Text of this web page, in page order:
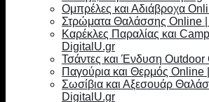
Ομπρέλες και Αδιάβροχα
Στρώματα Θαλάσσης Online
Καρέκλες Παραλίας και
DigitalU.gr
Τσάντες και Ένδυση
Παγούρια και Θερμός
Σωσίβια και Αξεσουάρ
DigitalU.gr